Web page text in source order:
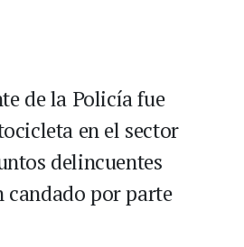
de la Policía fue
en el sector
delincuentes
candado por parte